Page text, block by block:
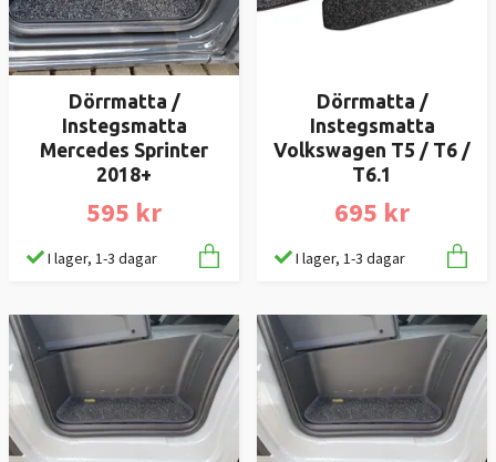
Dörrmatta /
Instegsmatta
Mercedes Sprinter
2018+
595 kr
I lager, 1-3 dagar
Dörrmatta /
Instegsmatta
Volkswagen T5 / T6 /
T6.1
695 kr
I lager, 1-3 dagar